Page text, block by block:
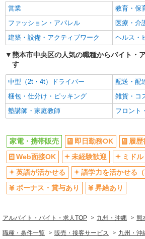
社員登用あり
営業
教育・保
ファッション・アパレル
医療・介
建築・設備・アクティブワーク
ヘルス・
熊本市中央区の人気の職種からバイト・
す
中型（2t・4t）ドライバー
配送・配
梱包・仕分け・ピッキング
雑貨・コ
塾講師・家庭教師
フロント
家電・携帯販売 即日勤務OK
履歴
Web面接OK
未経験歓迎
ミド
英語が活かせる
語学力を活かせる（
ボーナス・賞与あり
昇給あり
アルバイト・バイト・求人TOP 九州・沖縄 熊
職種・条件一覧 販売・接客サービス 九州・沖